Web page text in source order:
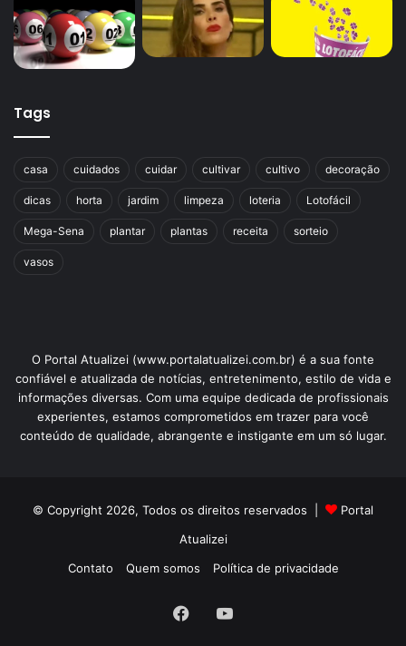
Tags
casa cuidados cuidar cultivar cultivo decoração
dicas horta jardim limpeza loteria Lotofácil
Mega-Sena plantar plantas receita sorteio
vasos
O Portal Atualizei (www.portalatualizei.com.br) é a sua fonte
confiável e atualizada de notícias, entretenimento, estilo de vida e
informações diversas. Com uma equipe dedicada de profissionais
experientes, estamos comprometidos em trazer para você
conteúdo de qualidade, abrangente e instigante em um só lugar.
© Copyright 2026, Todos os direitos reservados |
Portal
Atualizei
Contato
Quem somos Política de privacidade
FacebookYouTube